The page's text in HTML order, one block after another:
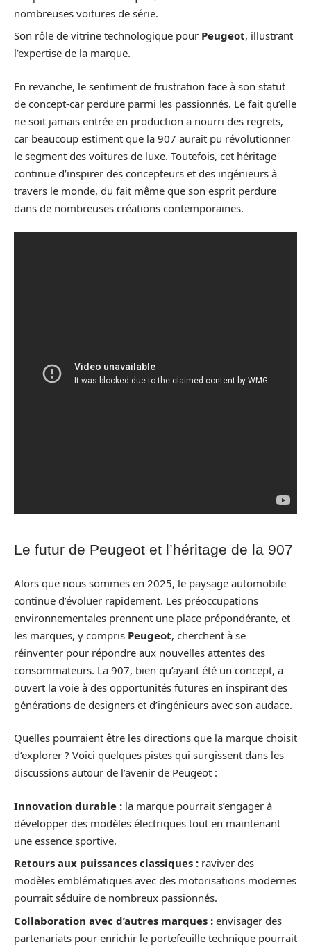
nombreuses voitures de série.
Son rôle de vitrine technologique pour Peugeot, illustrant
l’expertise de la marque.
En revanche, le sentiment de frustration face à son statut
de concept-car perdure parmi les passionnés. Le fait qu’elle
ne soit jamais entrée en production a nourri des regrets,
car beaucoup estiment que la 907 aurait pu révolutionner
le segment des voitures de luxe. Toutefois, cet héritage
continue d’inspirer des concepteurs et des ingénieurs à
travers le monde, du fait même que son esprit perdure
dans de nombreuses créations contemporaines.
Le futur de Peugeot et l’héritage de la 907
Alors que nous sommes en 2025, le paysage automobile
continue d’évoluer rapidement. Les préoccupations
environnementales prennent une place prépondérante, et
les marques, y compris Peugeot, cherchent à se
réinventer pour répondre aux nouvelles attentes des
consommateurs. La 907, bien qu’ayant été un concept, a
ouvert la voie à des opportunités futures en inspirant des
générations de designers et d’ingénieurs avec son audace.
Quelles pourraient être les directions que la marque choisit
d’explorer ? Voici quelques pistes qui surgissent dans les
discussions autour de l’avenir de Peugeot :
Innovation durable : la marque pourrait s’engager à
développer des modèles électriques tout en maintenant
une essence sportive.
Retours aux puissances classiques : raviver des
modèles emblématiques avec des motorisations modernes
pourrait séduire de nombreux passionnés.
Collaboration avec d’autres marques : envisager des
partenariats pour enrichir le portefeuille technique pourrait